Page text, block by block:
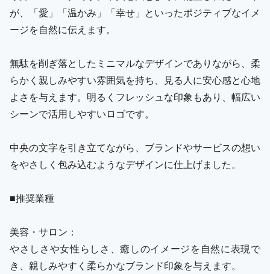
が、「愛」「温かみ」「幸せ」といったポジティブなイメ
ージを自然に伝えます。
無駄を削ぎ落としたミニマルなデザインでありながら、柔
らかく親しみやすい雰囲気を持ち、見る人に安心感と心地
よさを与えます。明るくフレッシュな印象もあり、幅広い
シーンで活用しやすいロゴです。
中央の文字を引き立てながら、ブランドやサービスの想い
をやさしく包み込むようなデザインに仕上げました。
■推奨業種
美容・サロン：
やさしさや女性らしさ、癒しのイメージを自然に表現で
き、親しみやすく柔らかなブランド印象を与えます。